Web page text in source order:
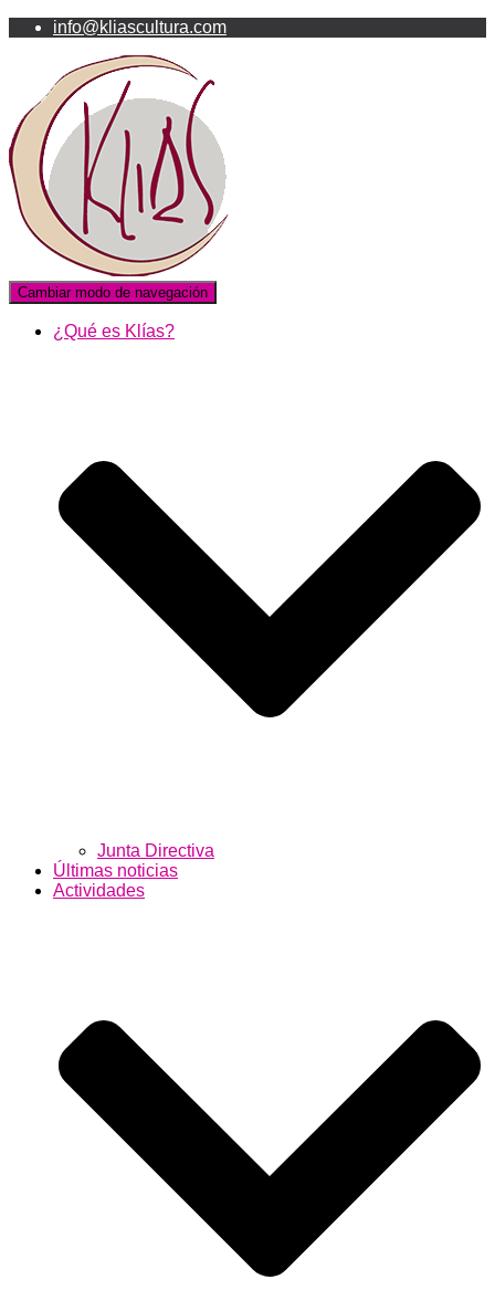
info@kliascultura.com
Cambiar modo de navegación
¿Qué es Klías?
Junta Directiva
Últimas noticias
Actividades